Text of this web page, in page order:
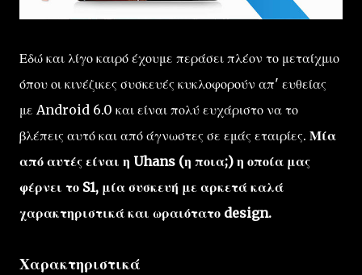
Εδώ και λίγο καιρό έχουμε περάσει πλέον το μεταίχμιο
όπου οι κινέζικες συσκευές κυκλοφορούν απ' ευθείας
με Android 6.0 και είναι πολύ ευχάριστο να το
βλέπεις αυτό και από άγνωστες σε εμάς εταιρίες. Μία
από αυτές είναι η Uhans (η ποια;) η οποία μας
φέρνει το S1, μία συσκευή με αρκετά καλά
χαρακτηριστικά και ωραιότατο design.
Χαρακτηριστικά